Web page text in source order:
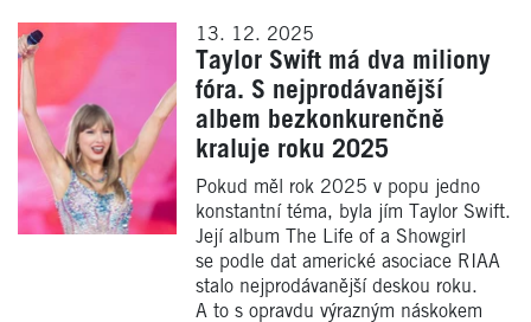
13. 12. 2025
Taylor Swift má dva miliony
fóra. S nejprodávanější
albem bezkonkurenčně
kraluje roku 2025
Pokud měl rok 2025 v popu jedno
konstantní téma, byla jím Taylor Swift.
Její album The Life of a Showgirl
se podle dat americké asociace RIAA
stalo nejprodávanější deskou roku.
A to s opravdu výrazným náskokem